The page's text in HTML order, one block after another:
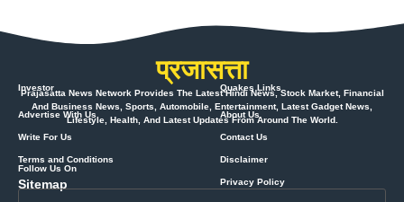
प्रजासत्ता
Prajasatta News Network Provides The Latest Hindi News, Stock Market, Financial
And Business News, Sports, Automobile, Entertainment, Latest Gadget News,
Lifestyle, Health, And Latest Updates From Around The World.
Investor
Advertise With Us
Write For Us
Terms and Conditions
Sitemap
Quakes Links
About Us
Contact Us
Disclaimer
Privacy Policy
Follow Us On